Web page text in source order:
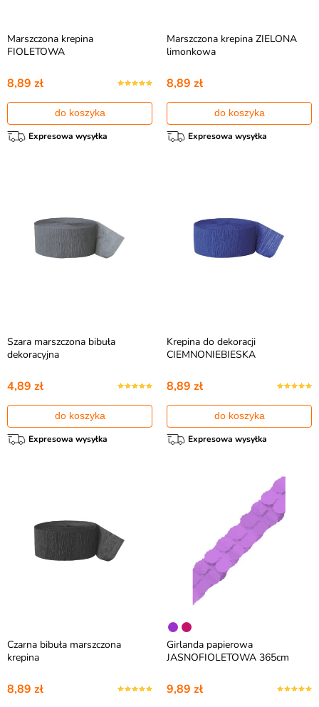
Marszczona krepina
FIOLETOWA
8,89 zł
do koszyka
Expresowa wysyłka
Marszczona krepina ZIELONA
limonkowa
8,89 zł
do koszyka
Expresowa wysyłka
Szara marszczona bibuła
dekoracyjna
4,89 zł
do koszyka
Expresowa wysyłka
Krepina do dekoracji
CIEMNONIEBIESKA
8,89 zł
do koszyka
Expresowa wysyłka
Czarna bibuła marszczona
krepina
8,89 zł
Girlanda papierowa
JASNOFIOLETOWA 365cm
9,89 zł